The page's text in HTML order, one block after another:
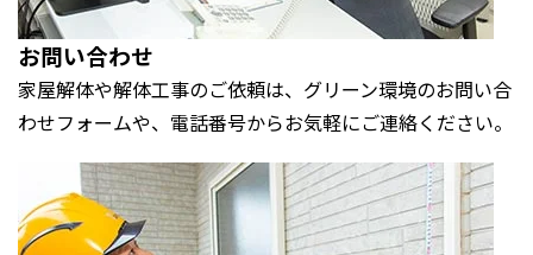
お問い合わせ
家屋解体や解体工事のご依頼は、グリーン環境のお問い合
わせフォームや、電話番号からお気軽にご連絡ください。